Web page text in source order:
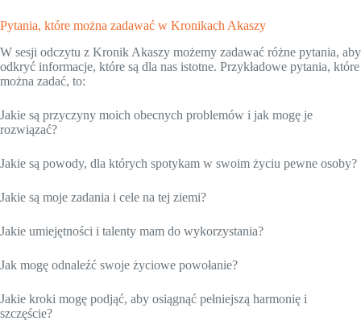
Pytania, które można zadawać w Kronikach Akaszy
W sesji odczytu z Kronik Akaszy możemy zadawać różne pytania, aby
odkryć informacje, które są dla nas istotne. Przykładowe pytania, które
można zadać, to:
Jakie są przyczyny moich obecnych problemów i jak mogę je
rozwiązać?
Jakie są powody, dla których spotykam w swoim życiu pewne osoby?
Jakie są moje zadania i cele na tej ziemi?
Jakie umiejętności i talenty mam do wykorzystania?
Jak mogę odnaleźć swoje życiowe powołanie?
Jakie kroki mogę podjąć, aby osiągnąć pełniejszą harmonię i
szczęście?